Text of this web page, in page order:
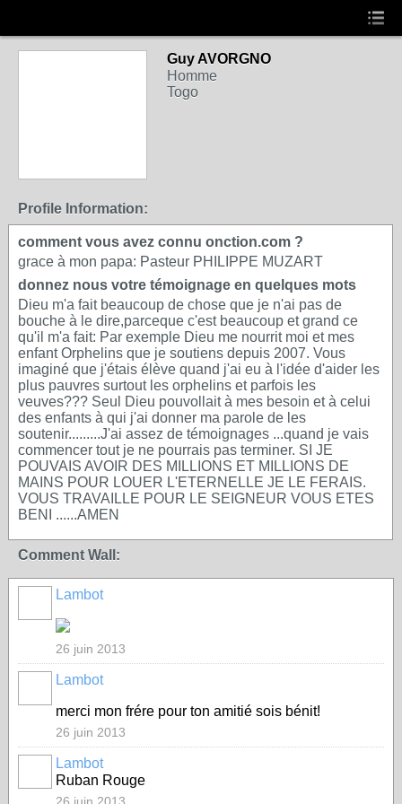
Guy AVORGNO
Homme
Togo
Profile Information:
comment vous avez connu onction.com ?
grace à mon papa: Pasteur PHILIPPE MUZART
donnez nous votre témoignage en quelques mots
Dieu m'a fait beaucoup de chose que je n'ai pas de
bouche à le dire,parceque c'est beaucoup et grand ce
qu'il m'a fait: Par exemple Dieu me nourrit moi et mes
enfant Orphelins que je soutiens depuis 2007. Vous
imaginé que j'étais élève quand j'ai eu à l'idée d'aider les
plus pauvres surtout les orphelins et parfois les
veuves??? Seul Dieu pouvollait à mes besoin et à celui
des enfants à qui j'ai donner ma parole de les
soutenir.........J'ai assez de témoignages ...quand je vais
commencer tout je ne pourrais pas terminer. SI JE
POUVAIS AVOIR DES MILLIONS ET MILLIONS DE
MAINS POUR LOUER L'ETERNELLE JE LE FERAIS.
VOUS TRAVAILLE POUR LE SEIGNEUR VOUS ETES
BENI ......AMEN
Comment Wall:
Lambot
26 juin 2013
Lambot
merci mon frére pour ton amitié sois bénit!
26 juin 2013
Lambot
Ruban Rouge